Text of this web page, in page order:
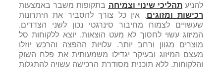
להניעתהליכי שינוי וצמיחה בתקופות משבר באמצעות
רכישות ומזוגים. אין כל צורך להסביר את היתרונות
שעשויים לצמוח מחיבור סינרגטי נכון לשני הצדדים.
המיזוג עשוי לחסוך לא מעט הוצאות. יוצא ללקוחות סל
מוצרים מגוון ורחב יותר. עלויות ההפצה והרכש יוזלו
מעצם המיזוג ובעיקר יגדילו משמעותית את פלח השוק
והלקוחות. ללא תוכנית מסודרת הרכישה עשויה להתגלות